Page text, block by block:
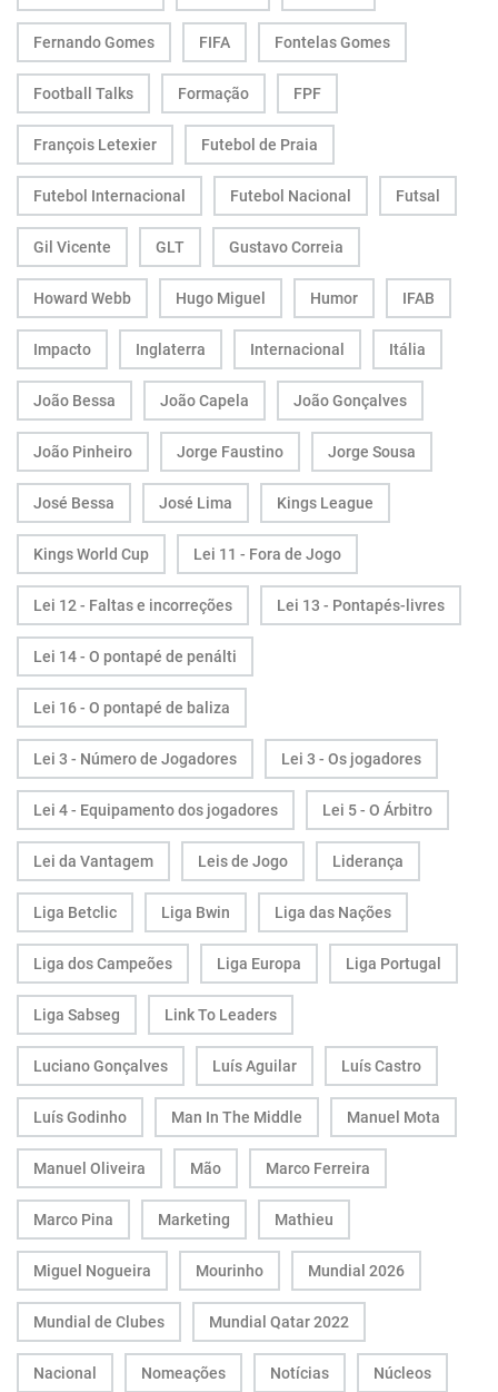
Fernando Gomes FIFA Fontelas Gomes
Football Talks Formação FPF
François Letexier Futebol de Praia
Futebol Internacional Futebol Nacional Futsal
Gil Vicente GLT Gustavo Correia
Howard Webb Hugo Miguel Humor IFAB
Impacto Inglaterra Internacional Itália
João Bessa João Capela João Gonçalves
João Pinheiro Jorge Faustino Jorge Sousa
José Bessa José Lima Kings League
Kings World Cup Lei 11 - Fora de Jogo
Lei 12 - Faltas e incorreções Lei 13 - Pontapés-livres
Lei 14 - O pontapé de penálti
Lei 16 - O pontapé de baliza
Lei 3 - Número de Jogadores Lei 3 - Os jogadores
Lei 4 - Equipamento dos jogadores Lei 5 - O Árbitro
Lei da Vantagem Leis de Jogo Liderança
Liga Betclic Liga Bwin Liga das Nações
Liga dos Campeões Liga Europa Liga Portugal
Liga Sabseg Link To Leaders
Luciano Gonçalves Luís Aguilar Luís Castro
Luís Godinho Man In The Middle Manuel Mota
Manuel Oliveira Mão Marco Ferreira
Marco Pina Marketing Mathieu
Miguel Nogueira Mourinho Mundial 2026
Mundial de Clubes Mundial Qatar 2022
Nacional Nomeações Notícias Núcleos